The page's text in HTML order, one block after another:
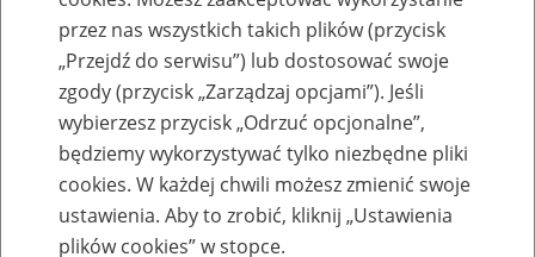
Baza zlikwidowanych lub
przekształconych zakładów pracy
przez nas wszystkich takich plików (przycisk
„Przejdź do serwisu”) lub dostosować swoje
zgody (przycisk „Zarządzaj opcjami”). Jeśli
wybierzesz przycisk „Odrzuć opcjonalne”,
będziemy wykorzystywać tylko niezbędne pliki
cookies. W każdej chwili możesz zmienić swoje
ustawienia. Aby to zrobić, kliknij „Ustawienia
plików cookies” w stopce.